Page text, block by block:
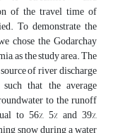
of the travel time of
To demonstrate the
chose the Godarchay
as the study area. The
of river discharge
that the average
to the runoff
to 56%, 5% and 39%,